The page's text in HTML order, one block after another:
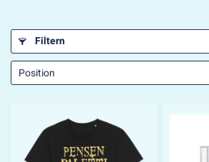
Filtern